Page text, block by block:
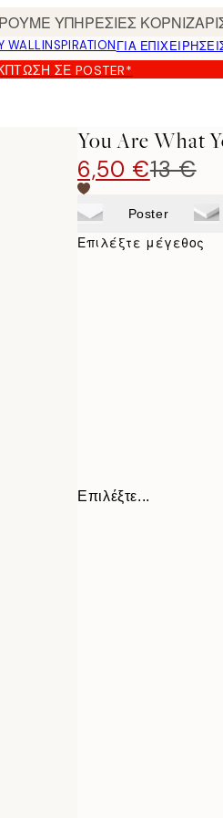
ΥΠΗΡΕΣΙΕΣ
WALLINSPIRATIONΓΙΑ
ΣΕ POSTER*
You Are What
6,50 €13 €
Poster
Επιλέξτε μέγεθος
Επιλέξτε...